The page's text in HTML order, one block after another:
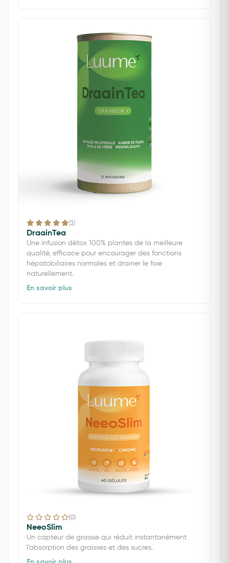
(3)
DraainTea
Une infusion détox 100% plantes de la meilleure
qualité, efficace pour encourager des fonctions
hépatobiliaires normales et drainer le foie
naturellement.
En savoir plus
(0)
NeeoSlim
Un capteur de graisse qui réduit instantanément
l’absorption des graisses et des sucres.